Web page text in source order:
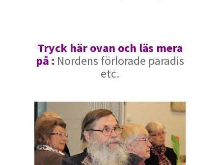
Tryck här ovan och läs mera
på : Nordens förlorade paradis
etc.